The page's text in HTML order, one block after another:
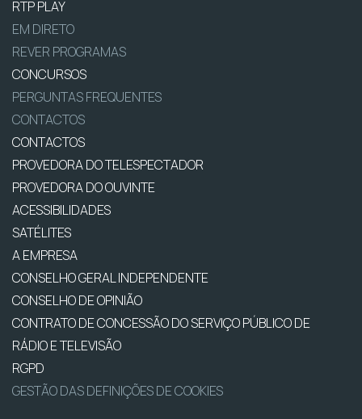
RTP PLAY
EM DIRETO
REVER PROGRAMAS
CONCURSOS
PERGUNTAS FREQUENTES
CONTACTOS
CONTACTOS
PROVEDORA DO TELESPECTADOR
PROVEDORA DO OUVINTE
ACESSIBILIDADES
SATÉLITES
A EMPRESA
CONSELHO GERAL INDEPENDENTE
CONSELHO DE OPINIÃO
CONTRATO DE CONCESSÃO DO SERVIÇO PÚBLICO DE
RÁDIO E TELEVISÃO
RGPD
GESTÃO DAS DEFINIÇÕES DE COOKIES